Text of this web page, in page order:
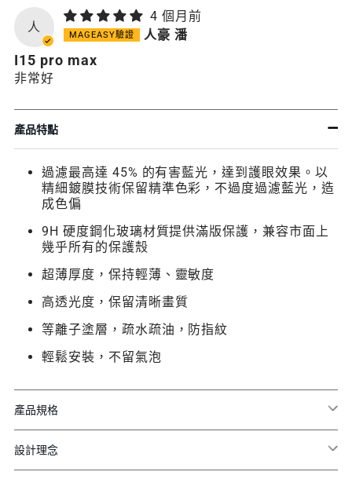
人
4 個月前
人豪 潘
I15 pro max
非常好
產品特點
過濾最高達 45% 的有害藍光，達到護眼效果。以
精細鍍膜技術保留精準色彩，不過度過濾藍光，造
成色偏
9H 硬度鋼化玻璃材質提供滿版保護，兼容市面上
幾乎所有的保護殼
超薄厚度，保持輕薄、靈敏度
高透光度，保留清晰畫質
等離子塗層，疏水疏油，防指紋
輕鬆安裝，不留氣泡
產品規格
設計理念